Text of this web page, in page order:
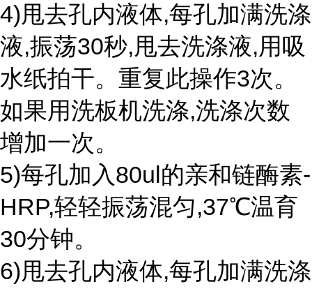
4)甩去孔内液体,每孔加满洗涤
液,振荡30秒,甩去洗涤液,用吸
水纸拍干。重复此操作3次。
如果用洗板机洗涤,洗涤次数
增加一次。
5)每孔加入80ul的亲和链酶素-
HRP,轻轻振荡混匀,37℃温育
30分钟。
6)甩去孔内液体,每孔加满洗涤